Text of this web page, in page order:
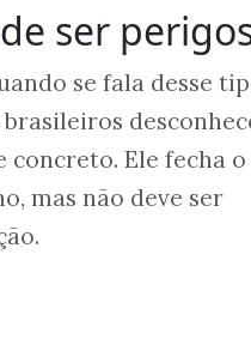
ser
se fala desse
concreto. Ele fecha
mas não deve ser